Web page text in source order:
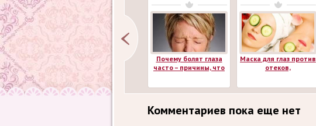
Почему болят глаза
часто – причины, что
Маска для глаз против
отеков,
покупная гелев ...
Комментариев пока еще нет